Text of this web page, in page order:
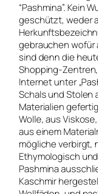
“Pashmina”. Kein
geschützt, weder
gebrauchen wofür
sind denn die
Shopping-
Internet unter
Schals und Stolen
Materialien
Wolle, aus
aus einem
mögliche verbirgt,
Ethymologisch
Pashmina
Kaschmir